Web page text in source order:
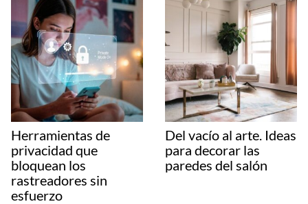
Herramientas de
privacidad que
bloquean los
rastreadores sin
esfuerzo
Del vacío al arte. Ideas
para decorar las
paredes del salón